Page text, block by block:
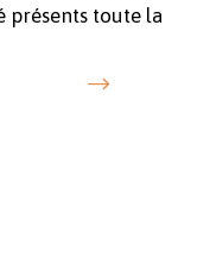
présents toute la